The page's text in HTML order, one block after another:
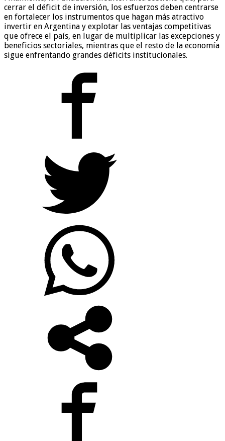
cerrar el déficit de inversión, los esfuerzos deben centrarse
en fortalecer los instrumentos que hagan más atractivo
invertir en Argentina y explotar las ventajas competitivas
que ofrece el país, en lugar de multiplicar las excepciones y
beneficios sectoriales, mientras que el resto de la economía
sigue enfrentando grandes déficits institucionales.